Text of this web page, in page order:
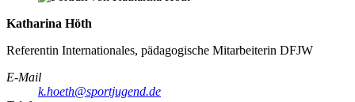
Katharina Höth
Referentin Internationales, pädagogische Mitarbeiterin DFJW
E-Mail
k.hoeth@sportjugend.de